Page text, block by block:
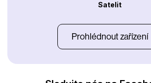
Satelit
Prohlédnout zařízení